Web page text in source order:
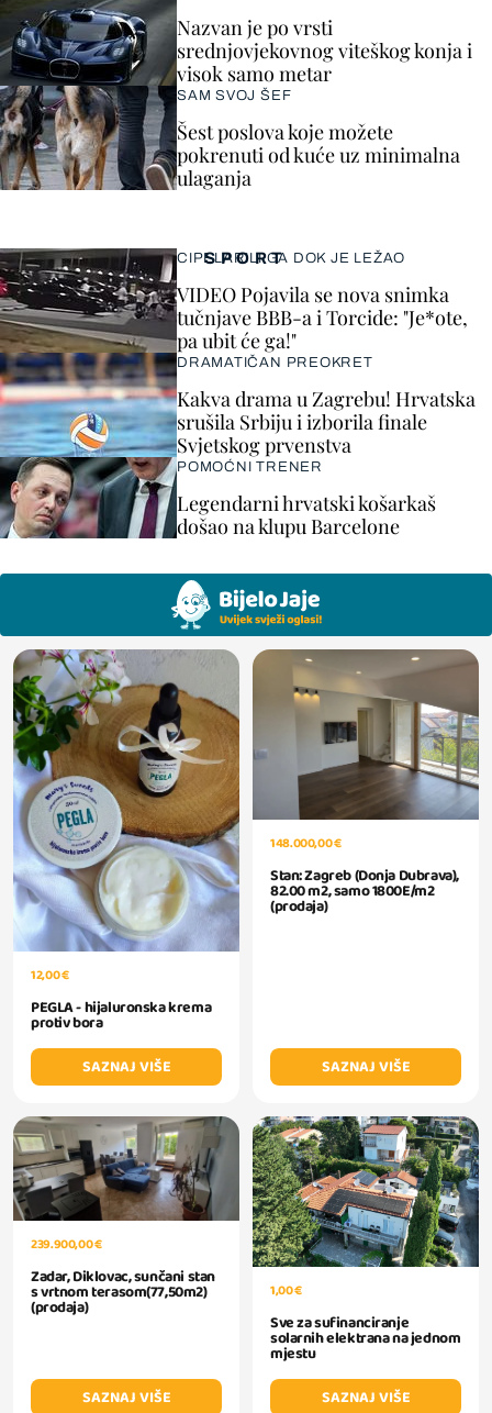
SPORT
CIPELARILI GA DOK JE LEŽAO
VIDEO Pojavila se nova snimka
tučnjave BBB-a i Torcide: "Je*ote,
pa ubit će ga!"
DRAMATIČAN PREOKRET
Kakva drama u Zagrebu! Hrvatska
srušila Srbiju i izborila finale
Svjetskog prvenstva
POMOĆNI TRENER
Legendarni hrvatski košarkaš
došao na klupu Barcelone
Nazvan je po vrsti
srednjovjekovnog viteškog konja i
visok samo metar
SAM SVOJ ŠEF
Šest poslova koje možete
pokrenuti od kuće uz minimalna
ulaganja
12,00 €
PEGLA - hijaluronska krema
protiv bora
SAZNAJ VIŠE
148.000,00 €
Stan: Zagreb (Donja Dubrava),
82.00 m2, samo 1800E/m2
(prodaja)
SAZNAJ VIŠE
239.900,00 €
Zadar, Diklovac, sunčani stan
s vrtnom terasom(77,50m2)
(prodaja)
SAZNAJ VIŠE
1,00 €
Sve za sufinanciranje
solarnih elektrana na jednom
mjestu
SAZNAJ VIŠE